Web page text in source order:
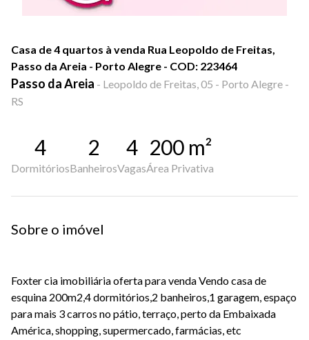
Casa de 4 quartos à venda Rua Leopoldo de Freitas,
Passo da Areia - Porto Alegre - COD: 223464
Passo da Areia - Leopoldo de Freitas, 05 - Porto Alegre -
RS
4
Dormitórios
2
Banheiros
4
Vagas
200 m²
Área Privativa
Sobre o imóvel
Foxter cia imobiliária oferta para venda Vendo casa de
esquina 200m2,4 dormitórios,2 banheiros,1 garagem, espaço
para mais 3 carros no pátio, terraço, perto da Embaixada
América, shopping, supermercado, farmácias, etc